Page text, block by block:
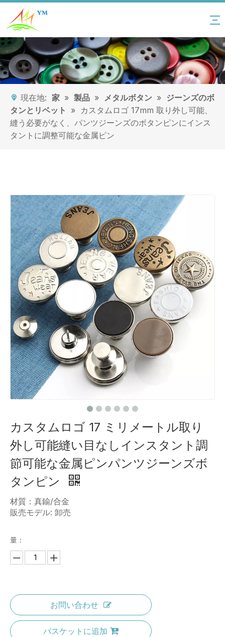
現在地: 家 » 製品 » メタルボタン » ジーンズのボ
タンとリベット
» カスタムロゴ 17mm 取り外し可能、
縫う必要がなく、パンツジーンズのボタンピンにインス
タントに調整可能な金属ピン
カスタムロゴ 17 ミリメートル取り
外し可能縫い目なしインスタント調
節可能な金属ピンパンツジーンズボ
タンピン
材質：真鍮/合金
販売モデル: 卸売
量：
お問い合わせ
バスケットに追加